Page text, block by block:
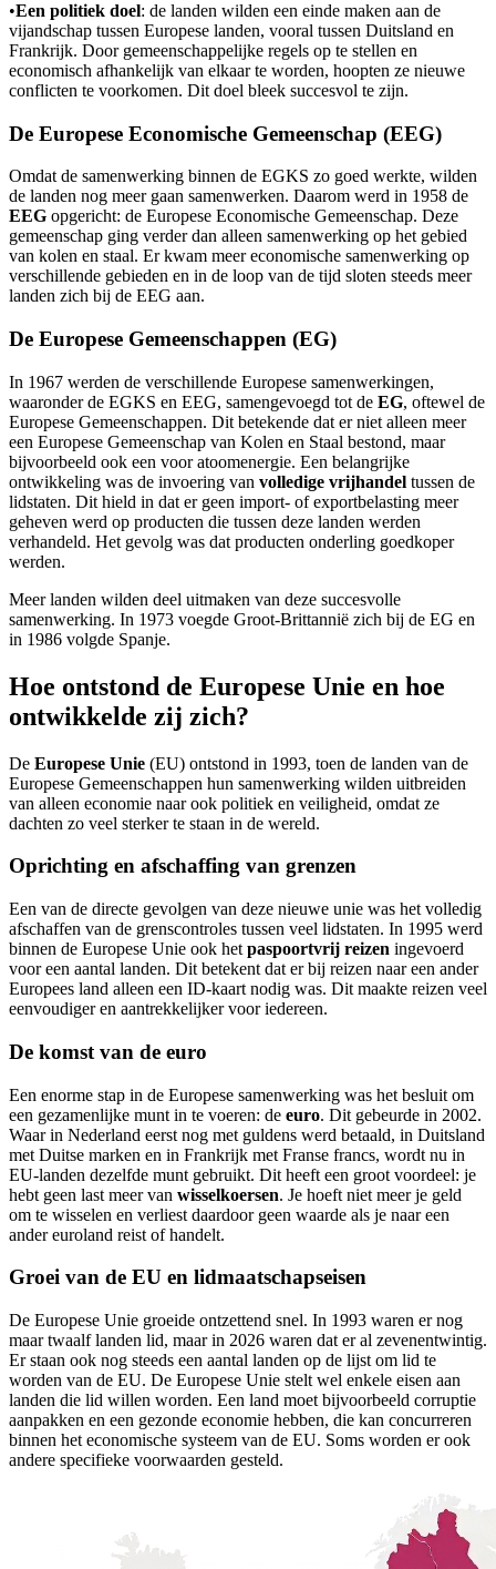
•Een politiek doel: de landen wilden een einde maken aan de
vijandschap tussen Europese landen, vooral tussen Duitsland en
Frankrijk. Door gemeenschappelijke regels op te stellen en
economisch afhankelijk van elkaar te worden, hoopten ze nieuwe
conflicten te voorkomen. Dit doel bleek succesvol te zijn.
De Europese Economische Gemeenschap (EEG)
Omdat de samenwerking binnen de EGKS zo goed werkte, wilden
de landen nog meer gaan samenwerken. Daarom werd in 1958 de
EEG opgericht: de Europese Economische Gemeenschap. Deze
gemeenschap ging verder dan alleen samenwerking op het gebied
van kolen en staal. Er kwam meer economische samenwerking op
verschillende gebieden en in de loop van de tijd sloten steeds meer
landen zich bij de EEG aan.
De Europese Gemeenschappen (EG)
In 1967 werden de verschillende Europese samenwerkingen,
waaronder de EGKS en EEG, samengevoegd tot de EG, oftewel de
Europese Gemeenschappen. Dit betekende dat er niet alleen meer
een Europese Gemeenschap van Kolen en Staal bestond, maar
bijvoorbeeld ook een voor atoomenergie. Een belangrijke
ontwikkeling was de invoering van volledige vrijhandel tussen de
lidstaten. Dit hield in dat er geen import- of exportbelasting meer
geheven werd op producten die tussen deze landen werden
verhandeld. Het gevolg was dat producten onderling goedkoper
werden.
Meer landen wilden deel uitmaken van deze succesvolle
samenwerking. In 1973 voegde Groot-Brittannië zich bij de EG en
in 1986 volgde Spanje.
Hoe ontstond de Europese Unie en hoe
ontwikkelde zij zich?
De Europese Unie (EU) ontstond in 1993, toen de landen van de
Europese Gemeenschappen hun samenwerking wilden uitbreiden
van alleen economie naar ook politiek en veiligheid, omdat ze
dachten zo veel sterker te staan in de wereld.
Oprichting en afschaffing van grenzen
Een van de directe gevolgen van deze nieuwe unie was het volledig
afschaffen van de grenscontroles tussen veel lidstaten. In 1995 werd
binnen de Europese Unie ook het paspoortvrij reizen ingevoerd
voor een aantal landen. Dit betekent dat er bij reizen naar een ander
Europees land alleen een ID-kaart nodig was. Dit maakte reizen veel
eenvoudiger en aantrekkelijker voor iedereen.
De komst van de euro
Een enorme stap in de Europese samenwerking was het besluit om
een gezamenlijke munt in te voeren: de euro. Dit gebeurde in 2002.
Waar in Nederland eerst nog met guldens werd betaald, in Duitsland
met Duitse marken en in Frankrijk met Franse francs, wordt nu in
EU-landen dezelfde munt gebruikt. Dit heeft een groot voordeel: je
hebt geen last meer van wisselkoersen. Je hoeft niet meer je geld
om te wisselen en verliest daardoor geen waarde als je naar een
ander euroland reist of handelt.
Groei van de EU en lidmaatschapseisen
De Europese Unie groeide ontzettend snel. In 1993 waren er nog
maar twaalf landen lid, maar in 2026 waren dat er al zevenentwintig.
Er staan ook nog steeds een aantal landen op de lijst om lid te
worden van de EU. De Europese Unie stelt wel enkele eisen aan
landen die lid willen worden. Een land moet bijvoorbeeld corruptie
aanpakken en een gezonde economie hebben, die kan concurreren
binnen het economische systeem van de EU. Soms worden er ook
andere specifieke voorwaarden gesteld.